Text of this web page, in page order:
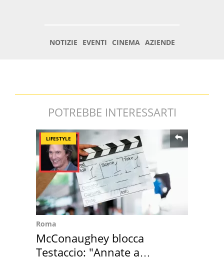
POTREBBE INTERESSARTI
LIFESTYLE
Roma
McConaughey blocca
Testaccio: "Annate a